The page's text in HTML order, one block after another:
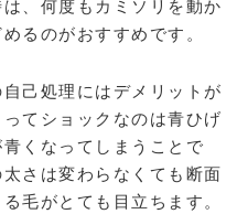
、何度もカミソリを動か
るのがおすすめです。
己処理にはデメリットが
てショックなのは青ひげ
くなってしまうことで
さは変わらなくても断面
毛がとても目立ちます。